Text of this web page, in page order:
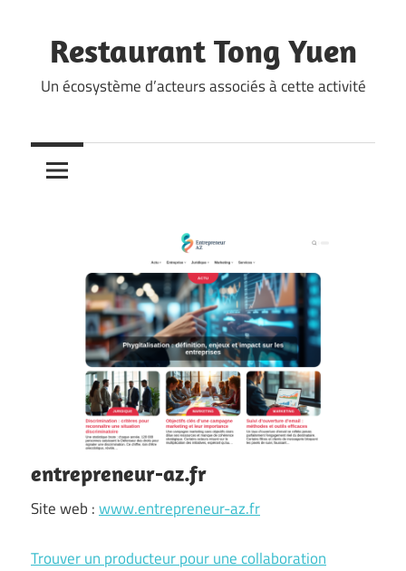
content
Restaurant Tong Yuen
Un écosystème d’acteurs associés à cette activité
entrepreneur-az.fr
Site web :www.entrepreneur-az.fr
Trouver un producteur pour une collaboration